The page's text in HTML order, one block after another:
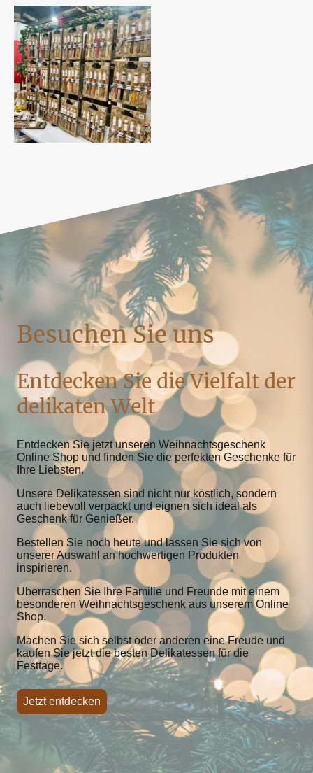
Besuchen Sie uns
Entdecken Sie die Vielfalt der
delikaten Welt
Entdecken Sie jetzt unseren Weihnachtsgeschenk
Online Shop und finden Sie die perfekten Geschenke für
Ihre Liebsten.
Unsere Delikatessen sind nicht nur köstlich, sondern
auch liebevoll verpackt und eignen sich ideal als
Geschenk für Genießer.
Bestellen Sie noch heute und lassen Sie sich von
unserer Auswahl an hochwertigen Produkten
inspirieren.
Überraschen Sie Ihre Familie und Freunde mit einem
besonderen Weihnachtsgeschenk aus unserem Online
Shop.
Machen Sie sich selbst oder anderen eine Freude und
kaufen Sie jetzt die besten Delikatessen für die
Festtage.
Jetzt entdecken